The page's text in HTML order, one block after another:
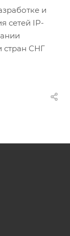
и
сетей IP-
стран СНГ